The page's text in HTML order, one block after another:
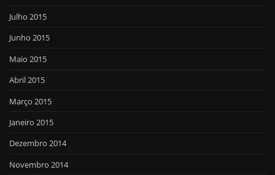
Julho 2015
Junho 2015
Maio 2015
Abril 2015
Março 2015
Janeiro 2015
Dezembro 2014
Novembro 2014